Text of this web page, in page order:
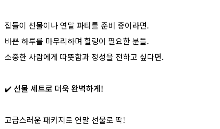
집들이 선물이나 연말 파티를 준비 중이라면.
바쁜 하루를 마무리하며 힐링이 필요한 분들.
소중한 사람에게 따뜻함과 정성을 전하고 싶다면.
✔️ 선물 세트로 더욱 완벽하게!
고급스러운 패키지로 연말 선물로 딱!